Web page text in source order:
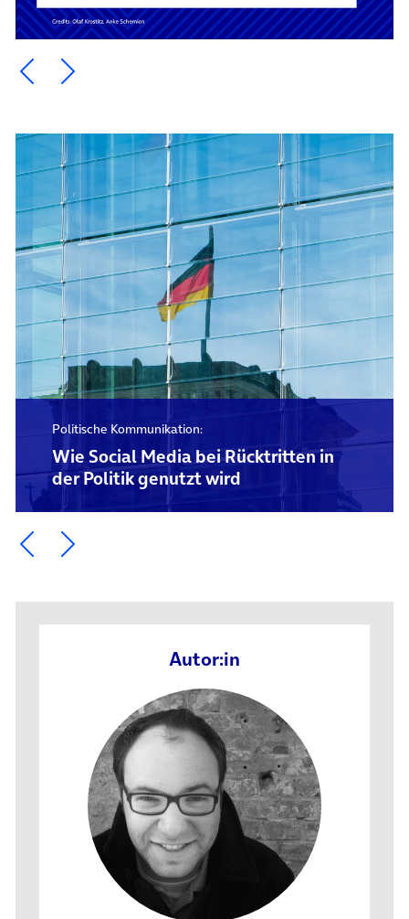
Ein Element zurück blättern
Ein Element weiter blättern
Politische Kommunikation:
Wie Social Media bei Rücktritten in
der Politik genutzt wird
Ein Element zurück blättern
Ein Element weiter blättern
Autor:in